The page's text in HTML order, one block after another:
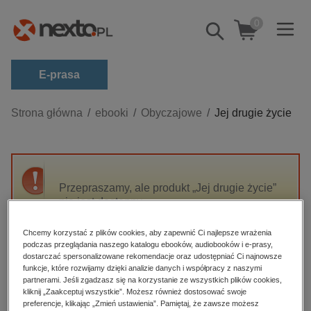
Pokaż/schowaj
wyszukiwarkę
0
E-prasa
Kategorie
biznesowe, branżowe, gospodarka
dzienniki
edukacja
hobby, sport, rozrywka
komputery, internet, technologie, informatyka
Strona główna ebooki Obyczajowe Jej drugie życie
Przepraszamy, ale produkt „Jej drugie życie”
nie jest dostępny.
High-contrast mode
Polecane
Chcemy korzystać z plików cookies, aby zapewnić Ci najlepsze wrażenia
podczas przeglądania naszego katalogu ebooków, audiobooków i e-prasy,
dostarczać spersonalizowane rekomendacje oraz udostępniać Ci najnowsze
funkcje, które rozwijamy dzięki analizie danych i współpracy z naszymi
partnerami. Jeśli zgadzasz się na korzystanie ze wszystkich plików cookies,
kliknij „Zaakceptuj wszystkie”. Możesz również dostosować swoje
preferencje, klikając „Zmień ustawienia”. Pamiętaj, że zawsze możesz